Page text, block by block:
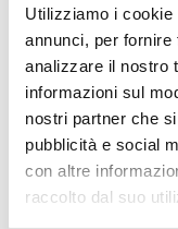
Utilizziamo i
annunci, per
analizzare il nostro
informazioni sul
nostri partner che
pubblicità e social
con altre
raccolto dal suo
Categorie